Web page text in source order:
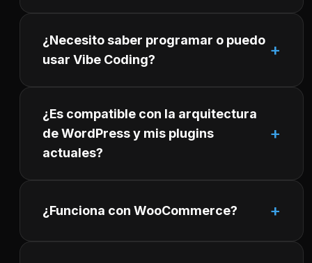
¿Necesito saber programar o puedo
usar Vibe Coding?
¿Es compatible con la arquitectura
de WordPress y mis plugins
actuales?
¿Funciona con WooCommerce?